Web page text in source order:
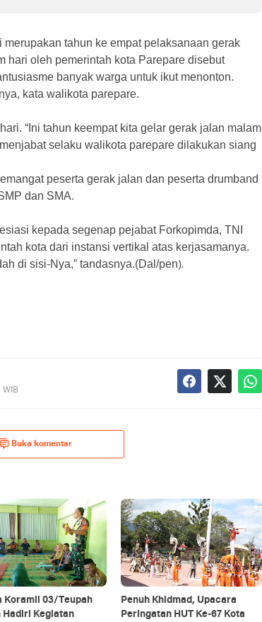
tahun ke empat pelaksanaan gerak
hari oleh pemerintah kota Parepare disebut
banyak warga untuk ikut menonton.
kata walikota parepare.
“Ini tahun keempat kita gelar gerak jalan malam
selaku walikota parepare dilakukan siang
peserta gerak jalan dan peserta drumband
dan SMA.
kepada segenap pejabat Forkopimda, TNI
kota dari instansi vertikal atas kerjasamanya.
di sisi-Nya,” tandasnya.(Dal/pen).
WIB
Buka komentar
Koramil 03/Teupah
Hadiri Kegiatan
Penuh Khidmad, Upacara
Peringatan HUT Ke-67 Kota